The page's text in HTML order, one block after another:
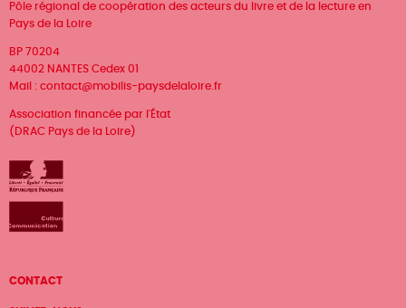
Pôle régional de coopération des acteurs du livre et de la lecture en
Pays de la Loire
BP 70204
44002 NANTES Cedex 01
Mail : contact@mobilis-paysdelaloire.fr
Association financée par l'État
(DRAC Pays de la Loire)
Menu
CONTACT